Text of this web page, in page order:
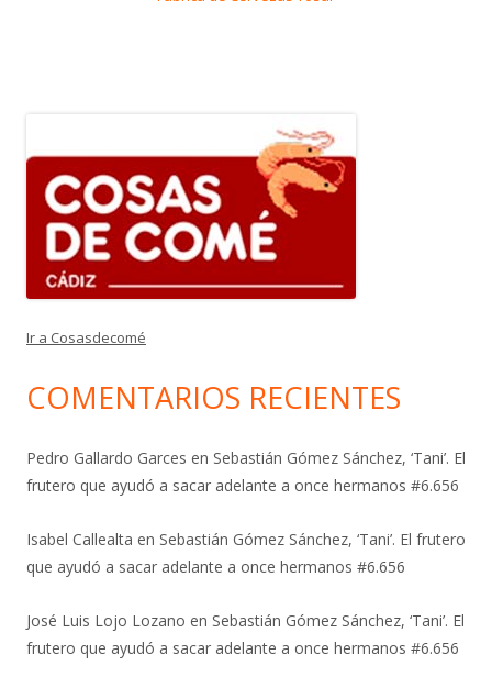
Ir a Cosasdecomé
COMENTARIOS RECIENTES
Pedro Gallardo Garces en Sebastián Gómez Sánchez, ‘Tani’. El
frutero que ayudó a sacar adelante a once hermanos #6.656
Isabel Callealta en Sebastián Gómez Sánchez, ‘Tani’. El frutero
que ayudó a sacar adelante a once hermanos #6.656
José Luis Lojo Lozano en Sebastián Gómez Sánchez, ‘Tani’. El
frutero que ayudó a sacar adelante a once hermanos #6.656